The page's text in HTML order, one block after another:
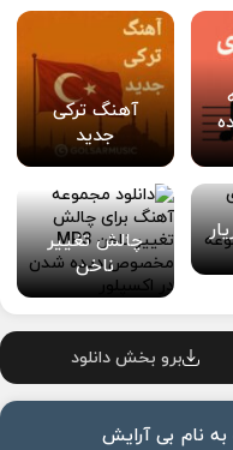
آهنگ ترکی
جدید
چالش تغییر
ناخن
برو بخش دانلود
نام بی آرایش